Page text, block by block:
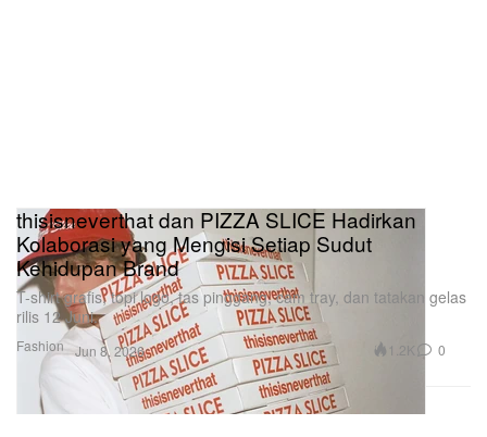
Fashion
thisisneverthat dan PIZZA SLICE Hadirkan
Kolaborasi yang Mengisi Setiap Sudut
Kehidupan Brand
T-shirt grafis, topi logo, tas pinggang, cam tray, dan tatakan gelas
rilis 12 Juni.
Jun 8, 2026 1.2K 0